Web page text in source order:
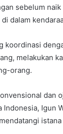
sebelum
dalam
koordinasi
melakukan
orang.
dan
Igun